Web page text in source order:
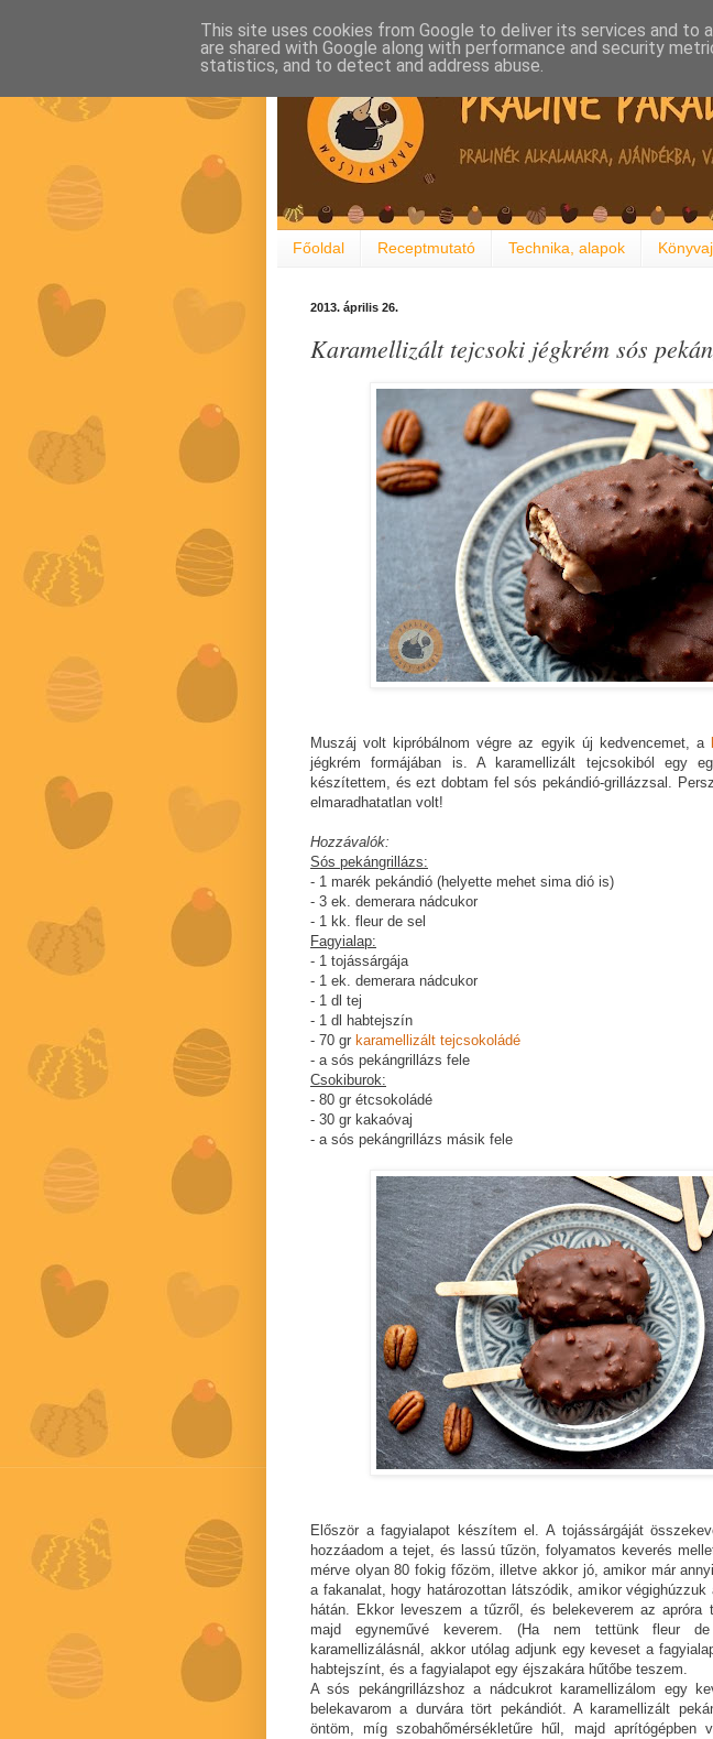
Főoldal Receptmutató Technika, alapok
2013. április 26.
Karamellizált tejcsoki jégkrém sós
Muszáj volt kipróbálnom végre az egyik új kedvencemet, a
jégkrém formájában is. A karamellizált tejcsokiból egy
készítettem, és ezt dobtam fel sós pekándió-grillázzsal.
elmaradhatatlan volt!
Hozzávalók:
Sós pekángrillázs:
- 1 marék pekándió (helyette mehet sima dió is)
- 3 ek. demerara nádcukor
- 1 kk. fleur de sel
Fagyialap:
- 1 tojássárgája
- 1 ek. demerara nádcukor
- 1 dl tej
- 1 dl habtejszín
- 70 gr karamellizált tejcsokoládé
- a sós pekángrillázs fele
Csokiburok:
- 80 gr étcsokoládé
- 30 gr kakaóvaj
- a sós pekángrillázs másik fele
Először a fagyialapot készítem el. A tojássárgáját
hozzáadom a tejet, és lassú tűzön, folyamatos keverés
mérve olyan 80 fokig főzöm, illetve akkor jó, amikor már
a fakanalat, hogy határozottan látszódik, amikor végighúzzuk
hátán. Ekkor leveszem a tűzről, és belekeverem az apróra
majd egyneművé keverem. (Ha nem tettünk fleur
karamellizálásnál, akkor utólag adjunk egy keveset a
habtejszínt, és a fagyialapot egy éjszakára hűtőbe teszem.
A sós pekángrillázshoz a nádcukrot karamellizálom egy
belekavarom a durvára tört pekándiót. A karamellizált
öntöm, míg szobahőmérsékletűre hűl, majd aprítógépben
This site uses cookies from Google to deliver its services and to
are shared with Google along with performance and security
statistics, and to detect and address abuse.